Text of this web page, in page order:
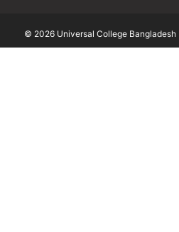
© 2026 Universal College Bangladesh